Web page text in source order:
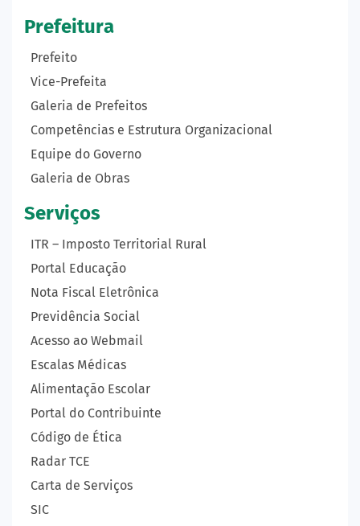
Prefeitura
Prefeito
Vice-Prefeita
Galeria de Prefeitos
Competências e Estrutura Organizacional
Equipe do Governo
Galeria de Obras
Serviços
ITR – Imposto Territorial Rural
Portal Educação
Nota Fiscal Eletrônica
Previdência Social
Acesso ao Webmail
Escalas Médicas
Alimentação Escolar
Portal do Contribuinte
Código de Ética
Radar TCE
Carta de Serviços
SIC